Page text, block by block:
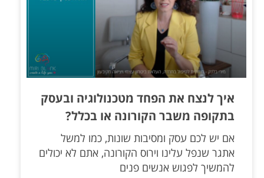
איך לנצח את הפחד מטכנולוגיה ובעסק
בתקופה משבר הקורונה או בכלל?
אם יש לכם עסק ומסיבות שונות, כמו למשל
אתגר שנפל עלינו וירוס הקורונה, אתם לא יכולים
להמשיך לפגוש אנשים פנים